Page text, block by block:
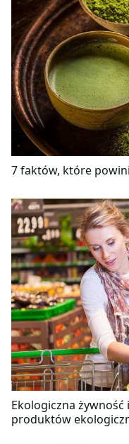
7 faktów, które
Ekologiczna
produktów